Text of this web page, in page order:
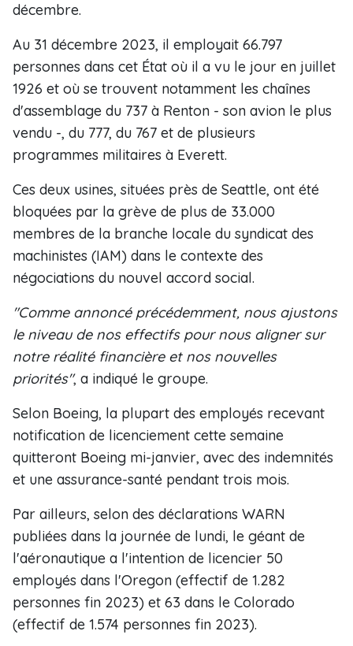
décembre.
Au 31 décembre 2023, il employait 66.797
personnes dans cet État où il a vu le jour en juillet
1926 et où se trouvent notamment les chaînes
d'assemblage du 737 à Renton - son avion le plus
vendu -, du 777, du 767 et de plusieurs
programmes militaires à Everett.
Ces deux usines, situées près de Seattle, ont été
bloquées par la grève de plus de 33.000
membres de la branche locale du syndicat des
machinistes (IAM) dans le contexte des
négociations du nouvel accord social.
"Comme annoncé précédemment, nous ajustons
le niveau de nos effectifs pour nous aligner sur
notre réalité financière et nos nouvelles
priorités", a indiqué le groupe.
Selon Boeing, la plupart des employés recevant
notification de licenciement cette semaine
quitteront Boeing mi-janvier, avec des indemnités
et une assurance-santé pendant trois mois.
Par ailleurs, selon des déclarations WARN
publiées dans la journée de lundi, le géant de
l'aéronautique a l'intention de licencier 50
employés dans l'Oregon (effectif de 1.282
personnes fin 2023) et 63 dans le Colorado
(effectif de 1.574 personnes fin 2023).